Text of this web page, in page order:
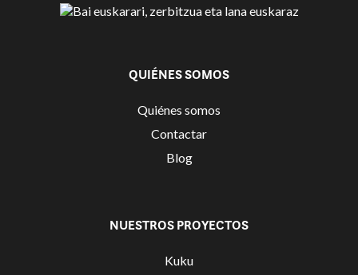
QUIÉNES SOMOS
Quiénes somos
Contactar
Blog
NUESTROS PROYECTOS
Kuku